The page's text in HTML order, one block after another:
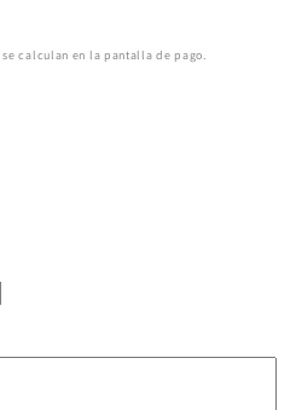
se calculan en la pantalla de pago.